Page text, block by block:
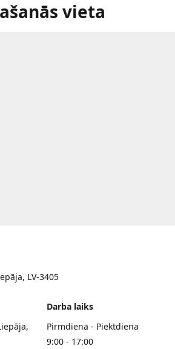
vieta
LV-3405
Darba laiks
Pirmdiena - Piektdiena
9:00 - 17:00